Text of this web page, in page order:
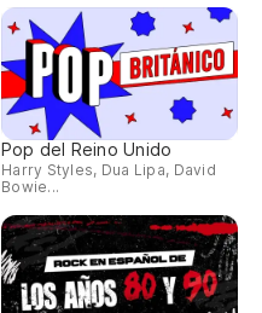
Pop del Reino Unido
Harry Styles, Dua Lipa, David
Bowie...